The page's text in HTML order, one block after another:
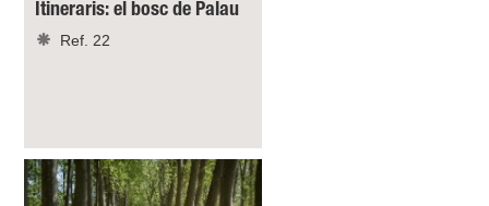
Itineraris: el bosc de Palau
Ref. 22